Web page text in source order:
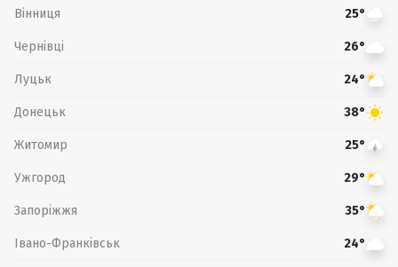
Вінниця 25°
Чернівці 26°
Луцьк 24°
Донецьк 38°
Житомир 25°
Ужгород 29°
Запоріжжя 35°
Івано-Франківськ 24°